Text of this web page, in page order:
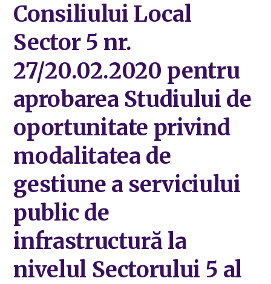
Consiliului Local
Sector 5 nr.
27/20.02.2020 pentru
aprobarea Studiului de
oportunitate privind
modalitatea de
gestiune a serviciului
public de
infrastructură la
nivelul Sectorului 5 al